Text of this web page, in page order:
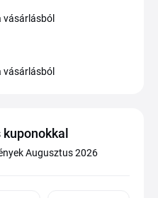
vásárlásból
vásárlásból
Augusztus 2026